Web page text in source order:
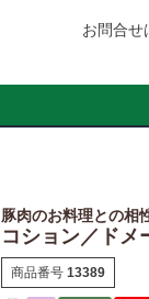
お問合せ
豚肉のお料理との相
コション／ドメ
商品番号 13389